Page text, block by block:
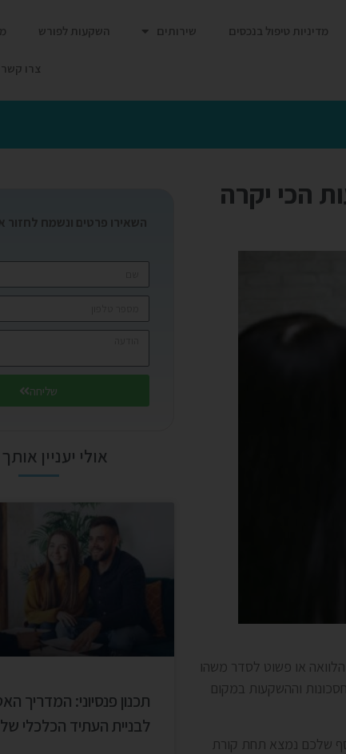
מדיניות טיפול בנכסים שירותים השקעות לפורש
צרו קשר
הכי יקרה
או פשוט לסדר משהו
וההשקעות במקום
שלכם נמצא תחת קורת
השאירו פרטים ונשמח
שליחה
אולי יעניין
תכנון פנסיוני: המדריך
לבניית העתיד הכלכלי